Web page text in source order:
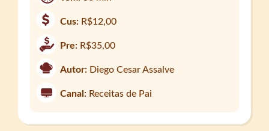
Cus: R$12,00
Pre: R$35,00
Autor: Diego Cesar Assalve
Canal: Receitas de Pai